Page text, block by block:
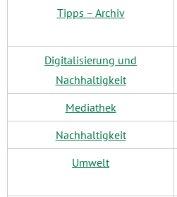
Tipps – Archiv
Digitalisierung und
Nachhaltigkeit
Mediathek
Nachhaltigkeit
Umwelt